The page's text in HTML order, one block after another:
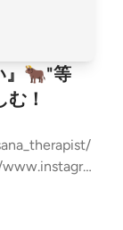
』🐂"等
！